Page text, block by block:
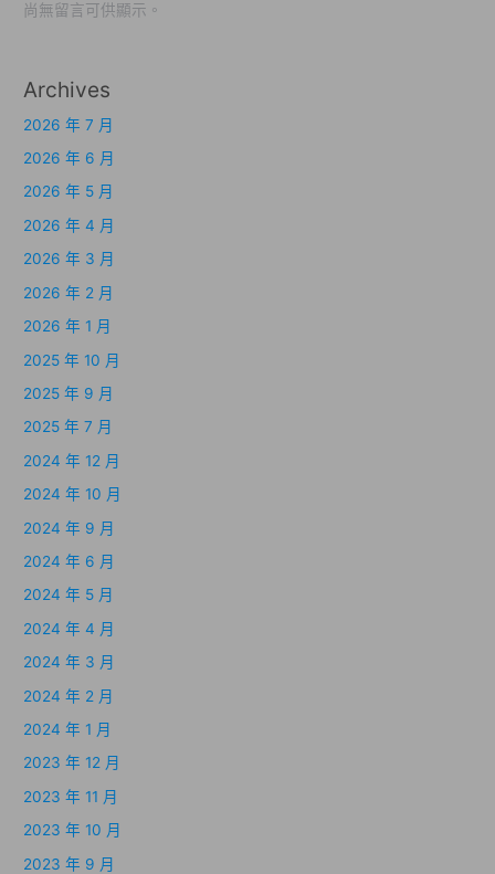
尚無留言可供顯示。
Archives
2026 年 7 月
2026 年 6 月
2026 年 5 月
2026 年 4 月
2026 年 3 月
2026 年 2 月
2026 年 1 月
2025 年 10 月
2025 年 9 月
2025 年 7 月
2024 年 12 月
2024 年 10 月
2024 年 9 月
2024 年 6 月
2024 年 5 月
2024 年 4 月
2024 年 3 月
2024 年 2 月
2024 年 1 月
2023 年 12 月
2023 年 11 月
2023 年 10 月
2023 年 9 月